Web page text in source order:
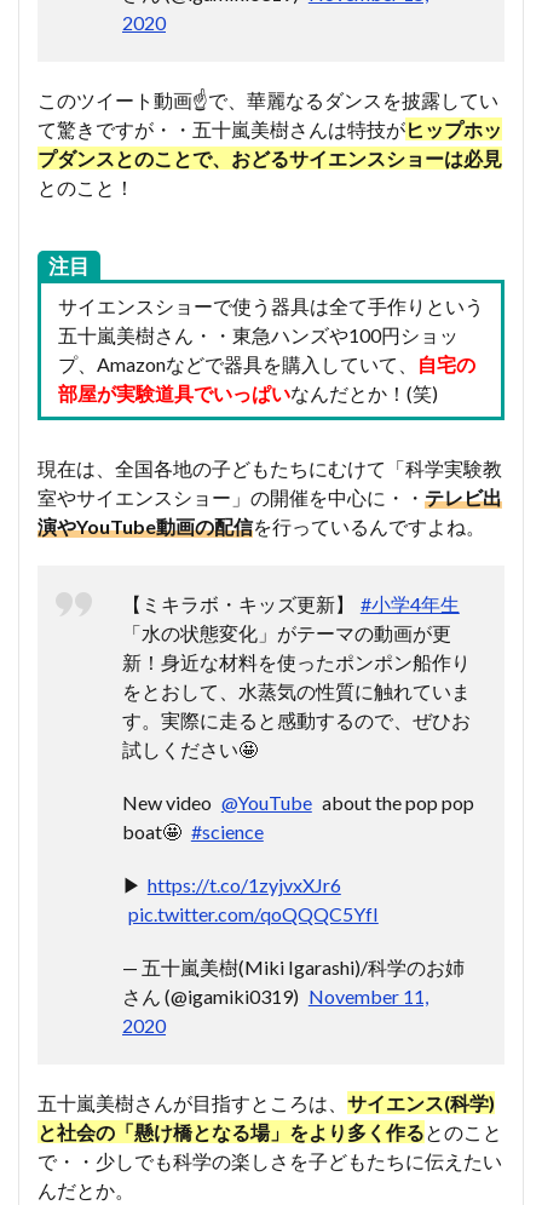
2020
このツイート動画☝で、華麗なるダンスを披露してい
て驚きですが・・五十嵐美樹さんは特技がヒップホッ
プダンスとのことで、おどるサイエンスショーは必見
とのこと！
注目
サイエンスショーで使う器具は全て手作りという
五十嵐美樹さん・・東急ハンズや100円ショッ
プ、Amazonなどで器具を購入していて、
自宅の
部屋が実験道具でいっぱいなんだとか！(笑)
現在は、全国各地の子どもたちにむけて「科学実験教
室やサイエンスショー」の開催を中心に・・ テレビ出
演やYouTube動画の配信を行っているんですよね。
【ミキラボ・キッズ更新】
#小学4年生
「水の状態変化」がテーマの動画が更
新！身近な材料を使ったポンポン船作り
をとおして、水蒸気の性質に触れていま
す。実際に走ると感動するので、ぜひお
試しください🤩
New video @YouTube about the pop pop
boat🤩 #science
▶︎ https://t.co/1zyjvxXJr6
pic.twitter.com/qoQQQC5YfI
— 五十嵐美樹(Miki Igarashi)/科学のお姉
さん (@igamiki0319) November 11,
2020
五十嵐美樹さんが目指すところは、 サイエンス(科学)
と社会の「懸け橋となる場」をより多く作るとのこと
で・・少しでも科学の楽しさを子どもたちに伝えたい
んだとか。